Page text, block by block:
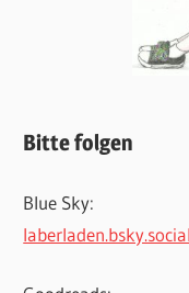
Bitte folgen
Blue Sky:
laberladen.bsky.social